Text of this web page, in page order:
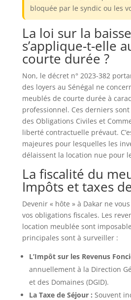
bloquée par le syndic ou les
La loi sur la
s’applique-t-elle
courte durée ?
Non, le décret n° 2023-382
des loyers au Sénégal ne
meublés de courte durée à
professionnel. Ces derniers
des Obligations Civiles et
liberté contractuelle prévaut.
majeures pour lesquelles les
délaissent la location nue pour
La fiscalité du
Impôts et taxes
Devenir « hôte » à Dakar ne
vos obligations fiscales. Les
location meublée sont
principales sont à surveiller :
L’Impôt sur les Revenus
annuellement à la Direction
et des Domaines (DGID).
La Taxe de Séjour : Souvent